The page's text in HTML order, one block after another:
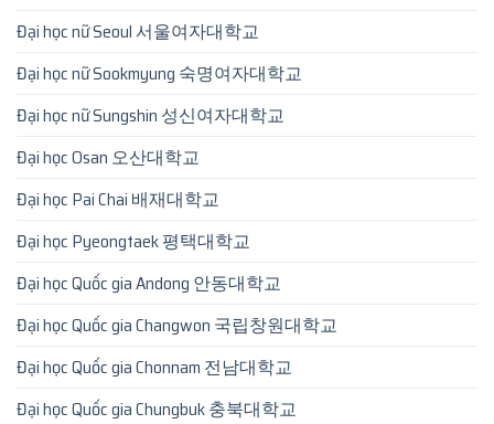
Đại học nữ Seoul 서울여자대학교
Đại học nữ Sookmyung 숙명여자대학교
Đại học nữ Sungshin 성신여자대학교
Đại học Osan 오산대학교
Đại học Pai Chai 배재대학교
Đại học Pyeongtaek 평택대학교
Đại học Quốc gia Andong 안동대학교
Đại học Quốc gia Changwon 국립창원대학교
Đại học Quốc gia Chonnam 전남대학교
Đại học Quốc gia Chungbuk 충북대학교